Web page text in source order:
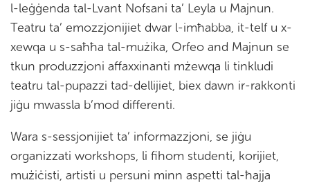
l-leġġenda tal-Lvant Nofsani ta’ Leyla u Majnun.
Teatru ta’ emozzjonijiet dwar l-imħabba, it-telf u x-
xewqa u s-saħħa tal-mużika, Orfeo and Majnun se
tkun produzzjoni affaxxinanti mżewqa li tinkludi
teatru tal-pupazzi tad-dellijiet, biex dawn ir-rakkonti
jiġu mwassla b’mod differenti.
Wara s-sessjonijiet ta’ informazzjoni, se jiġu
organizzati workshops, li fihom studenti, korijiet,
mużiċisti, artisti u persuni minn aspetti tal-ħajja